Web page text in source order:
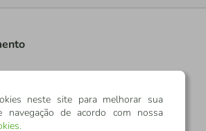
neste site para melhorar sua
navegação de acordo com nossa
.